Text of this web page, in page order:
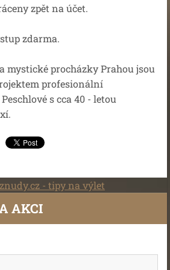
zpět na účet.
zdarma.
mystické procházky Prahou jsou
profesionální
s cca 40 - letou
AKCI